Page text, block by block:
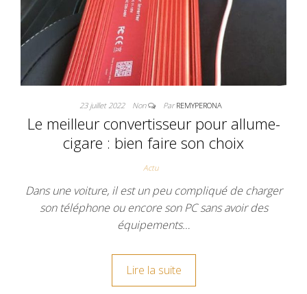
23 juillet 2022 Non ParREMYPERONA
Le meilleur convertisseur pour allume-
cigare : bien faire son choix
Actu
Dans une voiture, il est un peu compliqué de charger
son téléphone ou encore son PC sans avoir des
équipements…
Lire la suite